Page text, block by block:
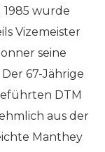
1985 wurde
Vizemeister
seine
67-Jährige
DTM
aus der
Manthey